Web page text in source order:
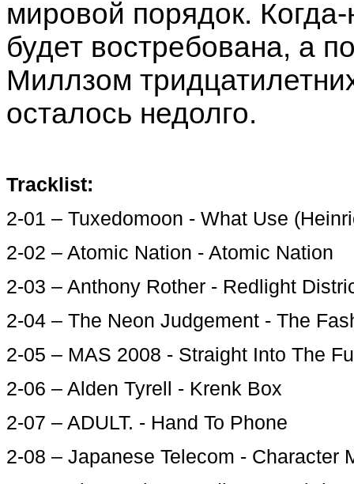
мировой порядок. Когда-
будет востребована, а
Миллзом
осталось недолго.
Tracklist:
2-01 – Tuxedomoon - What Use
2-02 – Atomic Nation - Atomic Nation
2-03 – Anthony Rother - Redlight
2-04 – The Neon Judgement - The
2-05 – MAS 2008 - Straight Into The
2-06 – Alden Tyrell - Krenk Box
2-07 – ADULT. - Hand To Phone
2-08 – Japanese Telecom - Character